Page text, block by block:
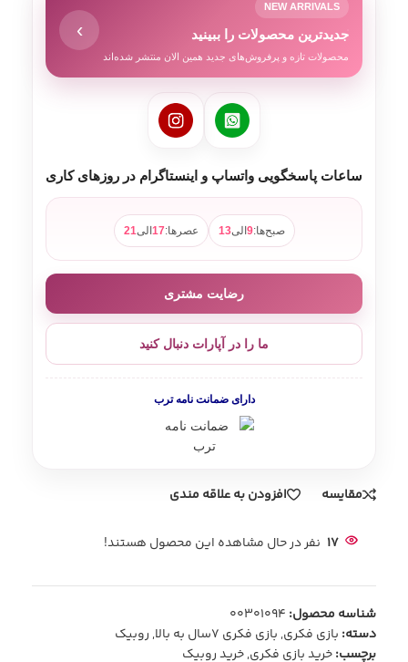
NEW ARRIVALS
جدیدترین محصولات را ببینید
محصولات تازه و پرفروش‌های جدید همین الان منتشر شده‌اند
›
ساعات پاسخگویی واتساپ و اینستاگرام در روزهای کاری
صبح‌ها:9 الی13 عصرها:17 الی21
رضایت مشتری
ما را در آپارات دنبال کنید
دارای ضمانت نامه ترب
مقایسه افزودن به علاقه مندی
17 نفر در حال مشاهده این محصول هستند!
شناسه محصول: 00301094
دسته: بازی فکری,بازی فکری 7سال به بالا ,روبیک
برچسب:خرید بازی فکری,خرید روبیک